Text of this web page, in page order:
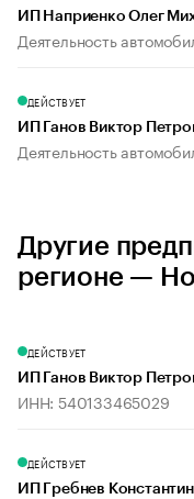
ИП Наприенко Олег
Деятельность
ДЕЙСТВУЕТ
ИП Ганов Виктор
Деятельность
Другие
регионе —
ДЕЙСТВУЕТ
ИП Ганов Виктор
ИНН: 540133465029
ДЕЙСТВУЕТ
ИП Гребнев